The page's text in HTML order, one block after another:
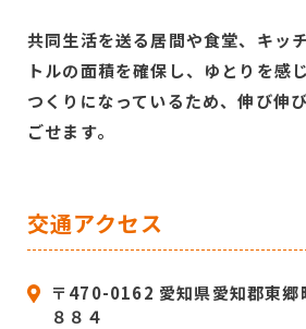
共同生活を送る居間や食堂、キッ
トルの面積を確保し、ゆとりを感
つくりになっているため、伸び伸
ごせます。
交通アクセス
〒470-0162 愛知県愛知郡東郷
８８４